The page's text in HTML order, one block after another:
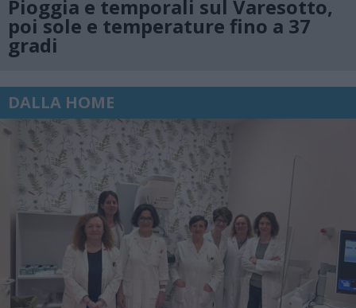
Pioggia e temporali sul Varesotto,
poi sole e temperature fino a 37
gradi
DALLA HOME